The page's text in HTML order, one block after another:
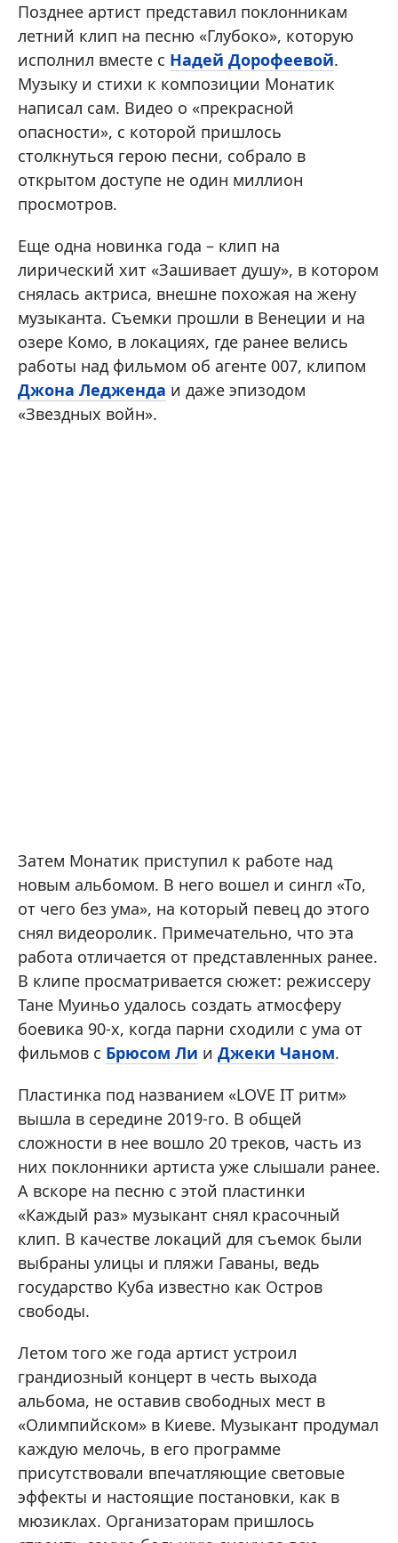
Позднее артист представил поклонникам
летний клип на песню «Глубоко», которую
исполнил вместе с Надей Дорофеевой.
Музыку и стихи к композиции Монатик
написал сам. Видео о «прекрасной
опасности», с которой пришлось
столкнуться герою песни, собрало в
открытом доступе не один миллион
просмотров.
Еще одна новинка года – клип на
лирический хит «Зашивает душу», в котором
снялась актриса, внешне похожая на жену
музыканта. Съемки прошли в Венеции и на
озере Комо, в локациях, где ранее велись
работы над фильмом об агенте 007, клипом
Джона Ледженда и даже эпизодом
«Звездных войн».
Затем Монатик приступил к работе над
новым альбомом. В него вошел и сингл «То,
от чего без ума», на который певец до этого
снял видеоролик. Примечательно, что эта
работа отличается от представленных ранее.
В клипе просматривается сюжет: режиссеру
Тане Муиньо удалось создать атмосферу
боевика 90-х, когда парни сходили с ума от
фильмов с Брюсом Ли и Джеки Чаном.
Пластинка под названием «LOVE IT ритм»
вышла в середине 2019-го. В общей
сложности в нее вошло 20 треков, часть из
них поклонники артиста уже слышали ранее.
А вскоре на песню с этой пластинки
«Каждый раз» музыкант снял красочный
клип. В качестве локаций для съемок были
выбраны улицы и пляжи Гаваны, ведь
государство Куба известно как Остров
свободы.
Летом того же года артист устроил
грандиозный концерт в честь выхода
альбома, не оставив свободных мест в
«Олимпийском» в Киеве. Музыкант продумал
каждую мелочь, в его программе
присутствовали впечатляющие световые
эффекты и настоящие постановки, как в
мюзиклах. Организаторам пришлось